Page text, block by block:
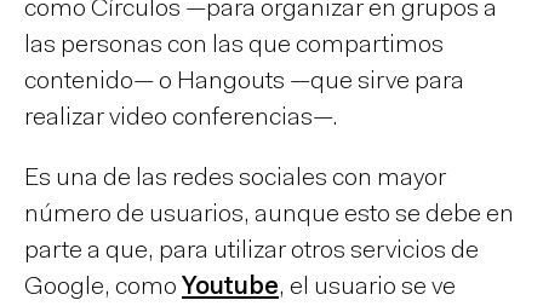
como Círculos —para organizar en grupos a
las personas con las que compartimos
contenido— o Hangouts —que sirve para
realizar video conferencias—.
Es una de las redes sociales con mayor
número de usuarios, aunque esto se debe en
parte a que, para utilizar otros servicios de
Google, como Youtube, el usuario se ve